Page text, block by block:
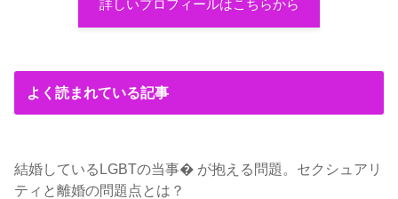
詳しいプロフィールはこちらから
よく読まれている記事
結婚しているLGBTの当事� が抱える問題。セクシュアリ
ティと離婚の問題点とは？